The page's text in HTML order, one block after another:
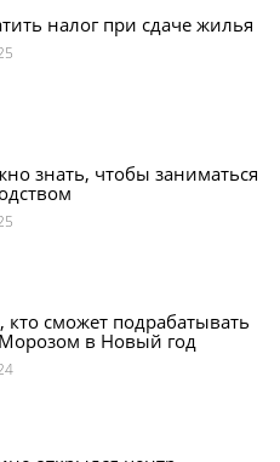
налог при сдаче жилья
знать, чтобы заниматься
кто сможет подрабатывать
в Новый год